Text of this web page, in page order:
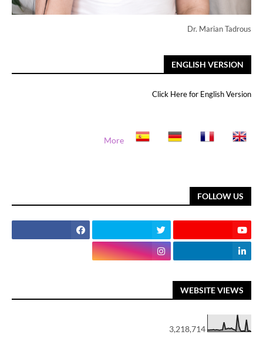
Dr. Marian Tadrous
ENGLISH VERSION
Click Here for English Version
More
FOLLOW US
WEBSITE VIEWS
3,218,714